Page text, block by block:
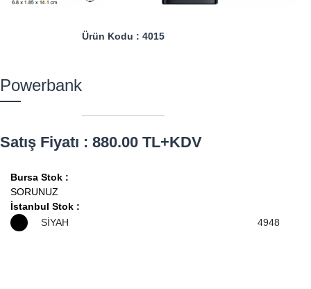
Powerbank
Ürün Kodu : 4015
Satış Fiyatı : 880.00 TL+KDV
Bursa Stok :
SORUNUZ
İstanbul Stok :
SİYAH
4948